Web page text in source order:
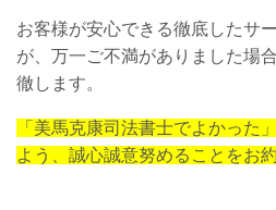
お客様が安心できる徹底したサ
が、万一ご不満がありました場
徹します。
「美馬克康司法書士でよかった
よう、誠心誠意努めることをお